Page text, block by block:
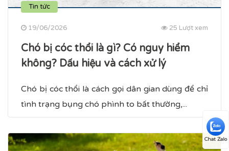
Tin tức
19/06/2026 25 Lượt xem
Chó bị cóc thổi là gì? Có nguy hiểm
không? Dấu hiệu và cách xử lý
Chó bị cóc thổi là cách gọi dân gian dùng để chỉ
tình trạng bụng chó phình to bất thường,...
Chat Zalo